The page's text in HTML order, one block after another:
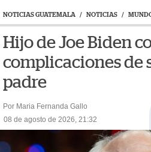
NOTICIAS GUATEMALA / NOTICIAS /
Hijo de Joe Biden
complicaciones de
padre
Por Maria Fernanda Gallo
08 de agosto de 2026, 21:32